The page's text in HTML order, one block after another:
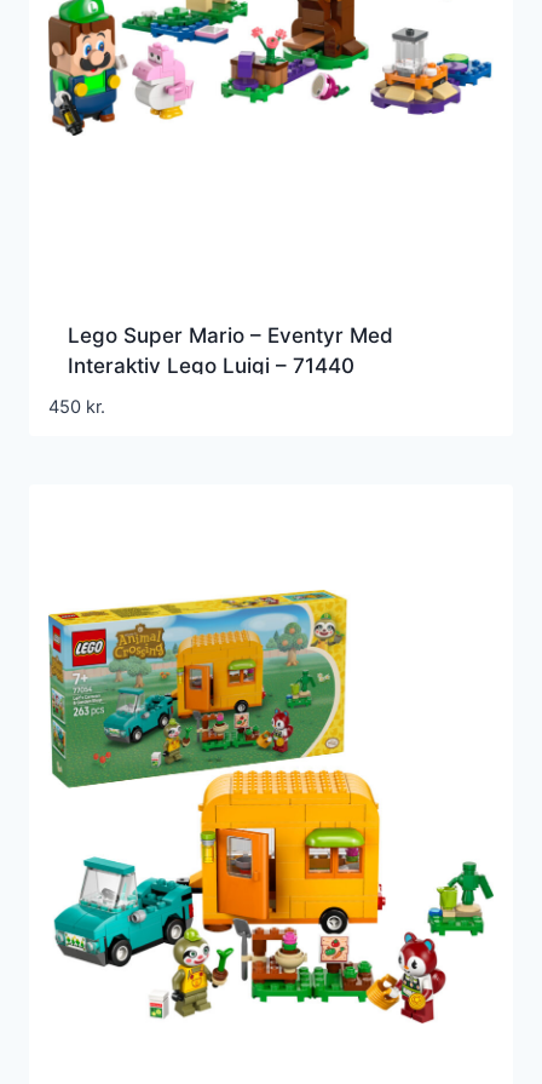
Lego Super Mario – Eventyr Med
Interaktiv Lego Luigi – 71440
450 kr.